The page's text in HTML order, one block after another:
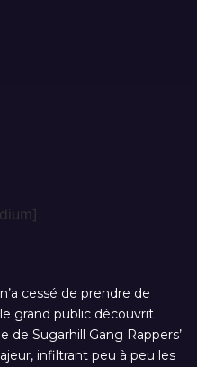
cessé de prendre de
grand public découvrit
de Sugarhill Gang Rappers’
infiltrant peu à peu les